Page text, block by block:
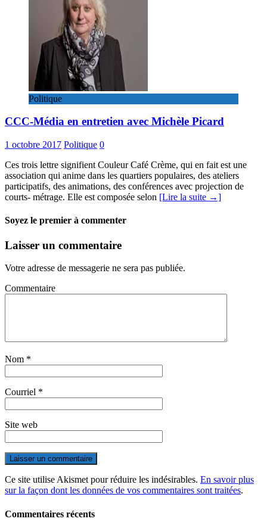
Politique
CCC-Média en entretien avec Michèle Picard
1 octobre 2017 Politique 0
Ces trois lettre signifient Couleur Café Crème, qui en fait est une
association qui anime dans les quartiers populaires, des ateliers
participatifs, des animations, des conférences avec projection de
courts- métrage. Elle est composée selon [Lire la suite →]
Soyez le premier à commenter
Laisser un commentaire
Votre adresse de messagerie ne sera pas publiée.
Commentaire
Nom *
Courriel *
Site web
Ce site utilise Akismet pour réduire les indésirables. En savoir plus
sur la façon dont les données de vos commentaires sont traitées.
Commentaires récents